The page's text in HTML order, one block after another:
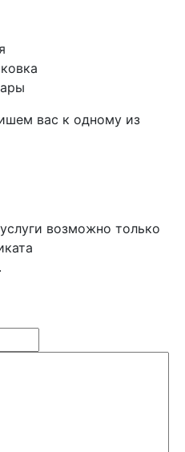
вас к одному из
возможно только